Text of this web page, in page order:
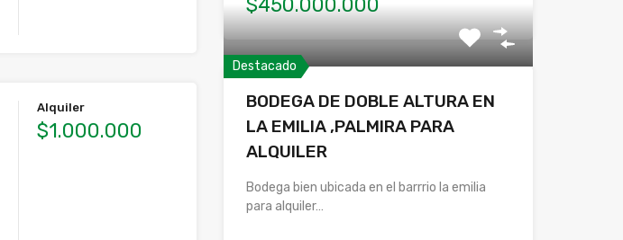
Alquiler
$1.000.000
Destacado
BODEGA DE DOBLE ALTURA EN
LA EMILIA ,PALMIRA PARA
ALQUILER
Bodega bien ubicada en el barrrio la emilia
para alquiler…